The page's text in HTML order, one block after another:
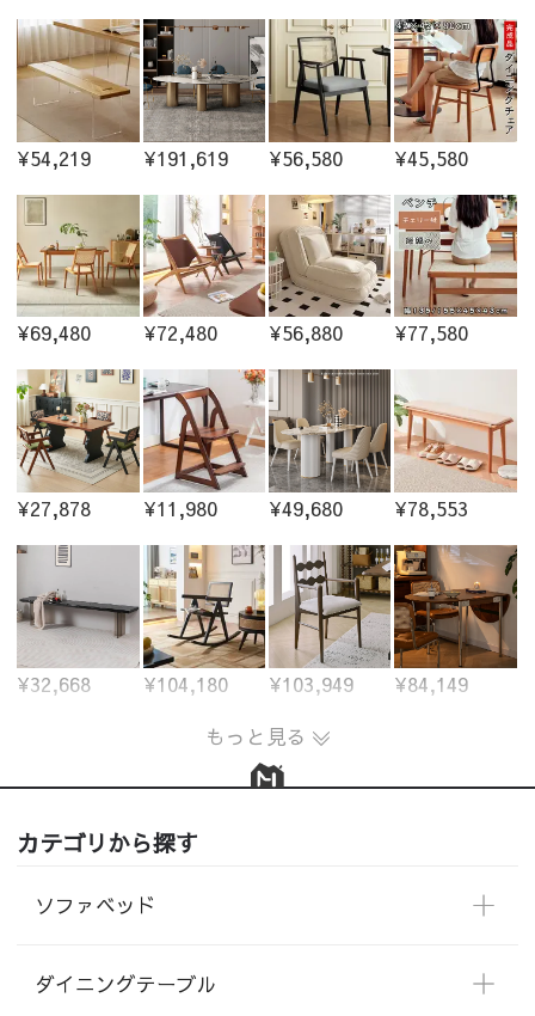
¥54,219 ¥191,619 ¥56,580 ¥45,580
¥69,480 ¥72,480 ¥56,880 ¥77,580
¥27,878 ¥11,980 ¥49,680 ¥78,553
¥32,668 ¥104,180 ¥103,949
¥84,149
もっと見る
カテゴリから探す
ソファベッド
ダイニングテーブル